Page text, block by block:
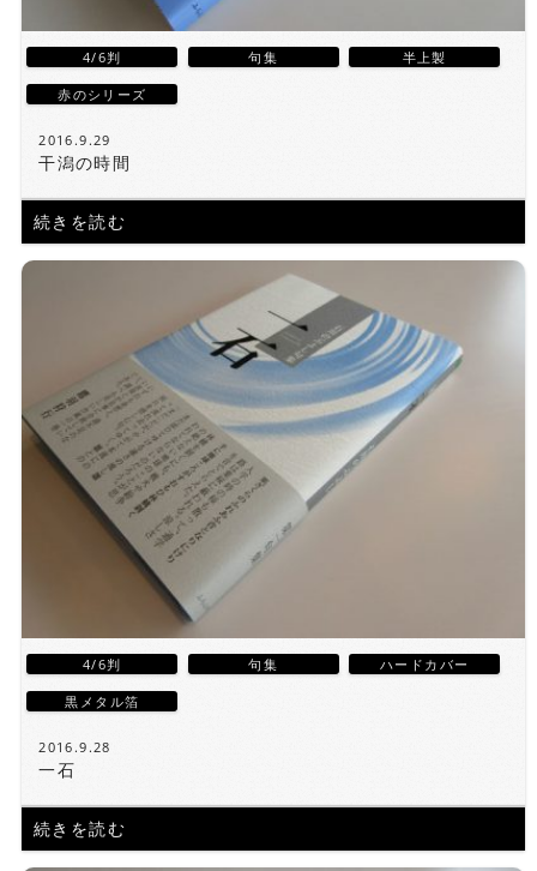
4/6判 句集 半上製
赤のシリーズ
2016.9.29
干潟の時間
続きを読む
4/6判 句集 ハードカバー
黒メタル箔
2016.9.28
一石
続きを読む